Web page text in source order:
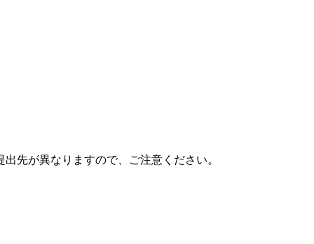
先が異なりますので、ご注意ください。